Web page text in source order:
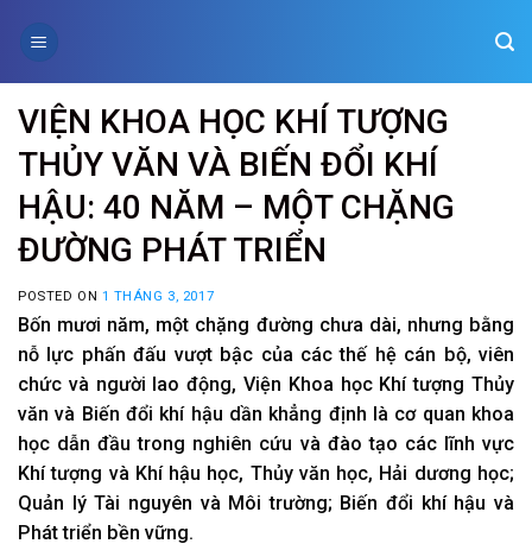
VIỆN KHOA HỌC KHÍ TƯỢNG
THỦY VĂN VÀ BIẾN ĐỔI KHÍ
HẬU: 40 NĂM – MỘT CHẶNG
ĐƯỜNG PHÁT TRIỂN
POSTED ON 1 THÁNG 3, 2017
Bốn mươi năm, một chặng đường chưa dài, nhưng bằng
nỗ lực phấn đấu vượt bậc của các thế hệ cán bộ, viên
chức và người lao động, Viện Khoa học Khí tượng Thủy
văn và Biến đổi khí hậu dần khẳng định là cơ quan khoa
học dẫn đầu trong nghiên cứu và đào tạo các lĩnh vực
Khí tượng và Khí hậu học, Thủy văn học, Hải dương học;
Quản lý Tài nguyên và Môi trường; Biến đổi khí hậu và
Phát triển bền vững.